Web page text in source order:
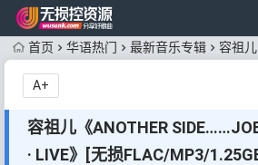
首页 华语热门 最新音乐专辑 容祖儿《ANOTHER
容祖儿《ANOTHER
· LIVE》[无损FLAC/MP3/
A+